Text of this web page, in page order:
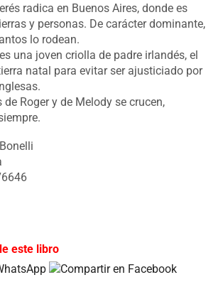
radica en Buenos Aires, donde es
y personas. De carácter dominante,
lo rodean.
una joven criolla de padre irlandés, el
natal para evitar ser ajusticiado por
Roger y de Melody se crucen,
este libro